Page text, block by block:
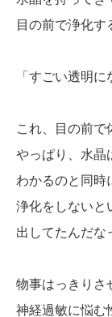
目の前で浄化す
「すごい透明
これ、目の前で
やっぱり、水晶
わかるのと同時
浄化をしないと
出してたんだな
物事はっきりさ
神経過敏に悩む